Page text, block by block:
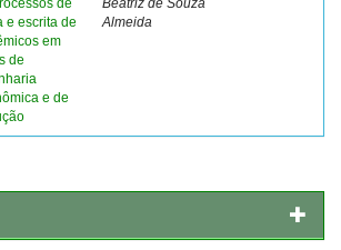
de
e escrita de
em
de
e de
Beatriz de Souza
Almeida